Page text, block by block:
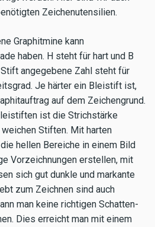
Zeichenutensilien.
Graphitmine kann
haben. H steht für hart und B
angegebene Zahl steht für
Je härter ein Bleistift ist,
auf dem Zeichengrund.
ist die Strichstärke
Stiften. Mit harten
hellen Bereiche in einem Bild
Vorzeichnungen erstellen, mit
sich gut dunkle und markante
zum Zeichnen sind auch
man keine richtigen Schatten-
Dies erreicht man mit einem